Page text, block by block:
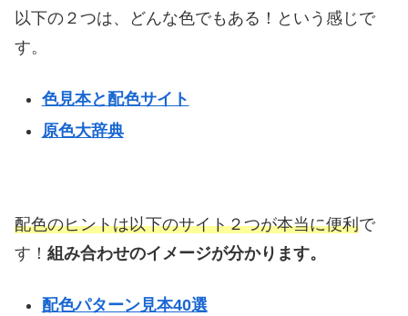
以下の２つは、どんな色でもある！という感じで
す。
色見本と配色サイト
原色大辞典
配色のヒントは以下のサイト２つが本当に便利で
す！ 組み合わせのイメージが分かります。
配色パターン見本40選